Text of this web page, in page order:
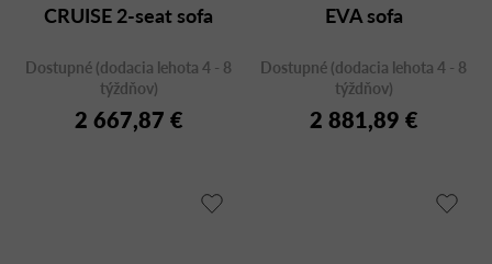
CRUISE 2-seat sofa
Dostupné (dodacia lehota 4 - 8
týždňov)
2 667,87 €
EVA sofa
Dostupné (dodacia lehota 4 - 8
týždňov)
2 881,89 €